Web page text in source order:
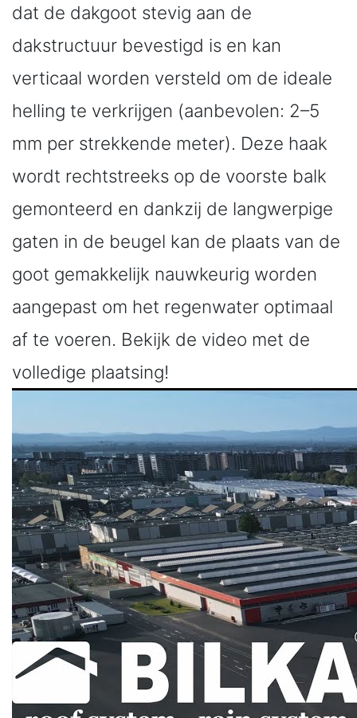
dat de dakgoot stevig aan de
dakstructuur bevestigd is en kan
verticaal worden versteld om de ideale
helling te verkrijgen (aanbevolen: 2–5
mm per strekkende meter). Deze haak
wordt rechtstreeks op de voorste balk
gemonteerd en dankzij de langwerpige
gaten in de beugel kan de plaats van de
goot gemakkelijk nauwkeurig worden
aangepast om het regenwater optimaal
af te voeren. Bekijk de video met de
volledige plaatsing!